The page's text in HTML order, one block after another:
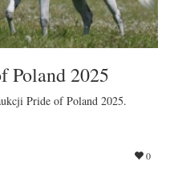
Poland 2025
Pride of Poland 2025.
0